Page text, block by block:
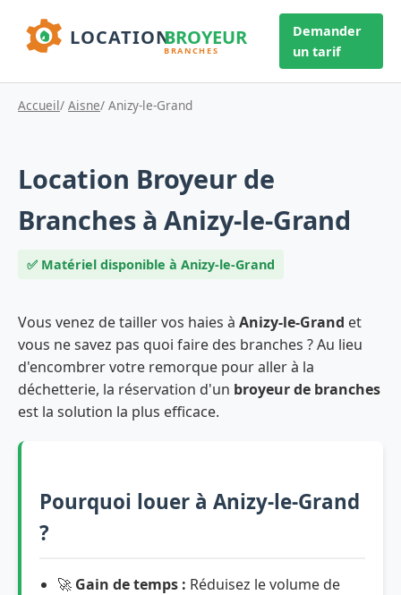
Demander
un tarif
Accueil/ Aisne/ Anizy-le-Grand
Location Broyeur de
Branches à Anizy-le-Grand
✅ Matériel disponible à Anizy-le-Grand
Vous venez de tailler vos haies à Anizy-le-Grand et
vous ne savez pas quoi faire des branches ? Au lieu
d'encombrer votre remorque pour aller à la
déchetterie, la réservation d'un broyeur de branches
est la solution la plus efficace.
Pourquoi louer à Anizy-le-Grand
?
🚀 Gain de temps : Réduisez le volume de